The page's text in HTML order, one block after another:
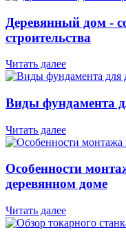
Деревянный дом -
строительства
Читать далее
Виды фундамента
Читать далее
Особенности
деревянном доме
Читать далее